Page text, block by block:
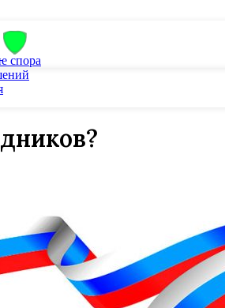
спора